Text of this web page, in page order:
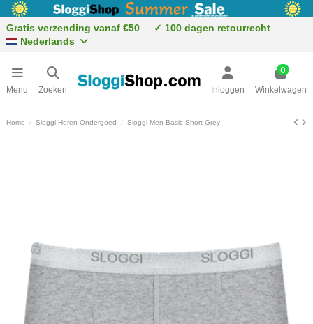
Gratis verzending vanaf €50
✓ 100 dagen retourrecht
Nederlands
Menu Zoeken Inloggen
0
Winkelwagen
Home Sloggi Heren Ondergoed Sloggi Men Basic Short Grey